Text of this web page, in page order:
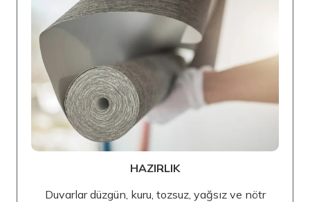
HAZIRLIK
Duvarlar düzgün, kuru, tozsuz, yağsız ve nötr